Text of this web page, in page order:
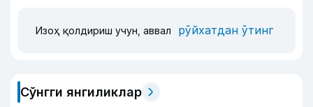
Изоҳ қолдириш учун, аввал рўйхатдан ўтинг
Сўнгги янгиликлар